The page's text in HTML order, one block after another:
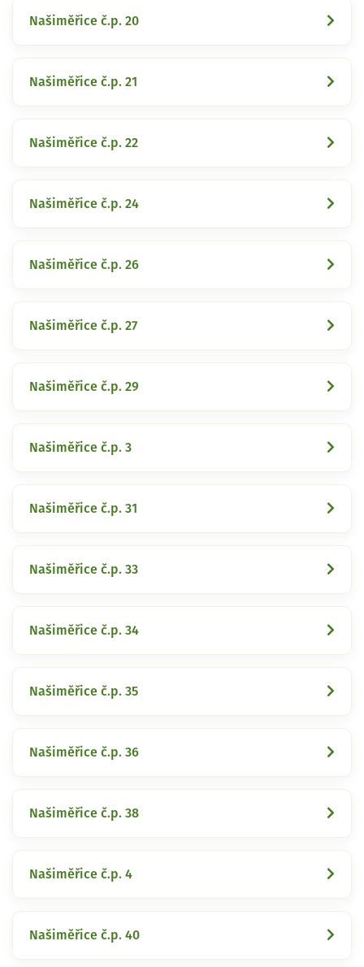
Našiměřice č.p. 20
Našiměřice č.p. 21
Našiměřice č.p. 22
Našiměřice č.p. 24
Našiměřice č.p. 26
Našiměřice č.p. 27
Našiměřice č.p. 29
Našiměřice č.p. 3
Našiměřice č.p. 31
Našiměřice č.p. 33
Našiměřice č.p. 34
Našiměřice č.p. 35
Našiměřice č.p. 36
Našiměřice č.p. 38
Našiměřice č.p. 4
Našiměřice č.p. 40